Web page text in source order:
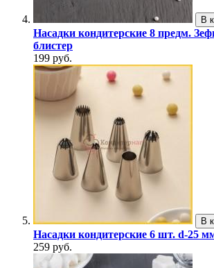
В
Насадки кондитерские 8 предм.
блистер
199 руб.
В
Насадки кондитерские 6 шт. d-25
259 руб.